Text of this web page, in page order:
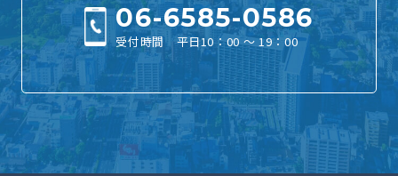
06-6585-0586
受付時間 平日10：00 ～ 19：00